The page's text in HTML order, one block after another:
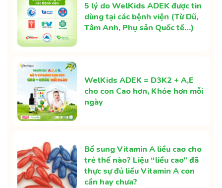
5 lý do WelKids ADEK được tin
dùng tại các bệnh viện (Từ Dũ,
Tâm Anh, Phụ sản Quốc tế…)
WelKids ADEK = D3K2 + A,E
cho con Cao hơn, Khỏe hơn mỗi
ngày
Bổ sung Vitamin A liều cao cho
trẻ thế nào? Liệu “liều cao” đã
thực sự đủ liều Vitamin A con
cần hay chưa?